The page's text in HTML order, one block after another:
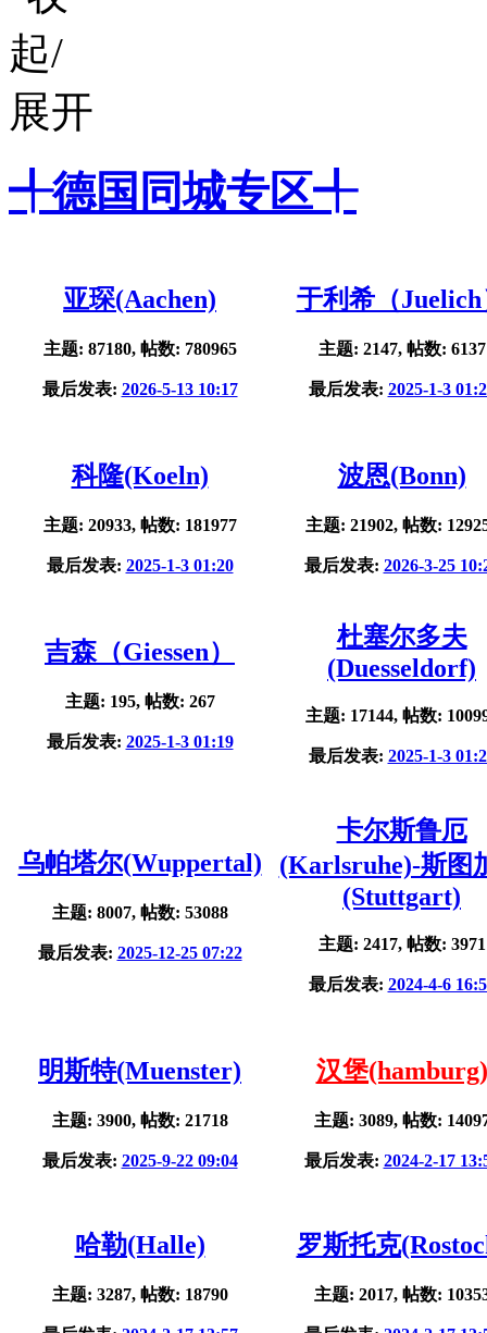
╃德国同城专区╃
亚琛(Aachen)
主题: 87180, 帖数: 780965
最后发表: 2026-5-13 10:17
于利希（Juelich
主题: 2147, 帖数: 6137
最后发表: 2025-1-3
科隆(Koeln)
主题: 20933, 帖数: 181977
最后发表: 2025-1-3 01:20
波恩(Bonn)
主题: 21902, 帖数:
最后发表: 2026-3-25
吉森（Giessen）
主题: 195, 帖数: 267
最后发表: 2025-1-3 01:19
杜塞尔多夫
(Duesseldorf)
主题: 17144, 帖数:
最后发表: 2025-1-3
乌帕塔尔(Wuppertal)
主题: 8007, 帖数: 53088
最后发表: 2025-12-25 07:22
卡尔斯鲁厄
(Karlsruhe)-斯图
(Stuttgart)
主题: 2417, 帖数: 3971
最后发表: 2024-4-6
明斯特(Muenster)
主题: 3900, 帖数: 21718
最后发表: 2025-9-22 09:04
汉堡(hamburg)
主题: 3089, 帖数:
最后发表: 2024-2-17
哈勒(Halle)
主题: 3287, 帖数: 18790
罗斯托克
主题: 2017, 帖数: